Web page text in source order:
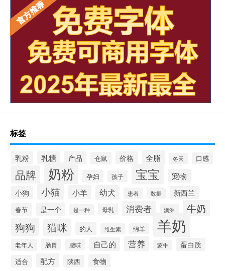
标签
乳粉 乳糖 产品 仓鼠 价格 全脂 冬天 口感
品牌 奶粉 孕妇 孩子 宝宝 宠物
小狗 小猫 小羊 幼犬 患者 数据 新西兰
春节 是一个 是一种 母乳 消费者 澳洲 牛奶
狗狗 猫咪 的人 维生素 绵羊 羊奶
老年人 肠胃 膻味 自己的 营养 蒙牛 蛋白质
适合 配方 陕西 食物